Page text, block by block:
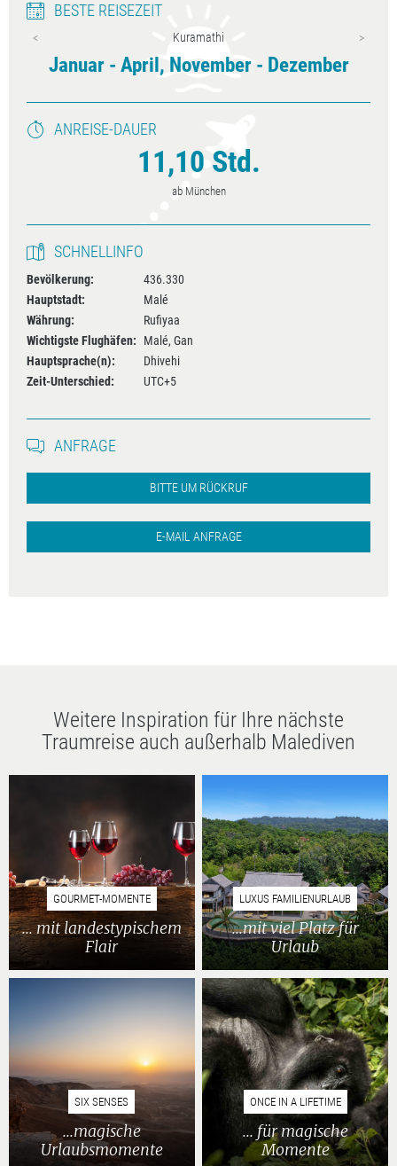
BESTE REISEZEIT
Kuramathi
Januar - April, November - Dezember
ANREISE-DAUER
11,10 Std.
ab München
SCHNELLINFO
Bevölkerung:
436.330
Hauptstadt:
Malé
Währung:
Rufiyaa
Wichtigste Flughäfen: Malé, Gan
Hauptsprache(n):
Dhivehi
Zeit-Unterschied:
UTC+5
ANFRAGE
BITTE UM RÜCKRUF
E-MAIL ANFRAGE
Weitere Inspiration für Ihre nächste
Traumreise auch außerhalb Malediven
GOURMET-MOMENTE
... mit landestypischem
Flair
LUXUS FAMILIENURLAUB
...mit viel Platz für
Urlaub
SIX SENSES
...magische
Urlaubsmomente
ONCE IN A LIFETIME
... für magische
Momente